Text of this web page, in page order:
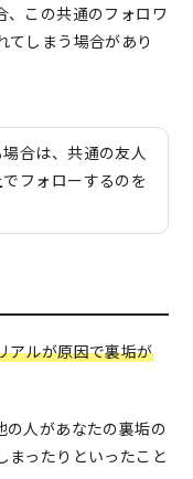
、この共通のフォロワ
てしまう場合があり
合は、共通の友人
フォローするのを
アルが原因で裏垢が
の人があなたの裏垢の
まったりといったこと